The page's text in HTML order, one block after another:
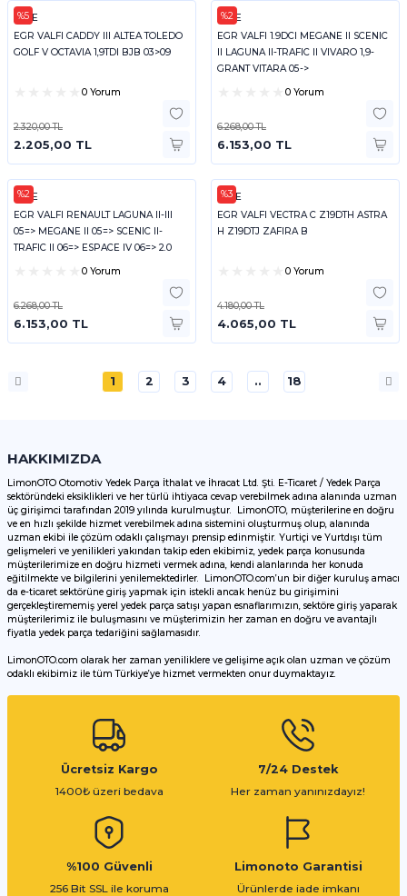
%5
KALE
EGR VALFI CADDY III ALTEA TOLEDO
GOLF V OCTAVIA 1,9TDI BJB 03>09
0 Yorum
2.320,00 TL
2.205,00 TL
%2
KALE
EGR VALFI 1.9DCI MEGANE II SCENIC
II LAGUNA II-TRAFIC II VIVARO 1,9-
GRANT VITARA 05->
0 Yorum
6.268,00 TL
6.153,00 TL
%2
KALE
EGR VALFI RENAULT LAGUNA II-III
05=> MEGANE II 05=> SCENIC II-
TRAFIC II 06=> ESPACE IV 06=> 2.0
0 Yorum
6.268,00 TL
6.153,00 TL
%3
KALE
EGR VALFI VECTRA C Z19DTH ASTRA
H Z19DTJ ZAFIRA B
0 Yorum
4.180,00 TL
4.065,00 TL
1 2 3 4 .. 18
HAKKIMIZDA
LimonOTO Otomotiv Yedek Parça İthalat ve İhracat Ltd. Şti. E-Ticaret / Yedek Parça
sektöründeki eksiklikleri ve her türlü ihtiyaca cevap verebilmek adına alanında uzman
üç girişimci tarafından 2019 yılında kurulmuştur. LimonOTO, müşterilerine en doğru
ve en hızlı şekilde hizmet verebilmek adına sistemini oluşturmuş olup, alanında
uzman ekibi ile çözüm odaklı çalışmayı prensip edinmiştir. Yurtiçi ve Yurtdışı tüm
gelişmeleri ve yenilikleri yakından takip eden ekibimiz, yedek parça konusunda
müşterilerimize en doğru hizmeti vermek adına, kendi alanlarında her konuda
eğitilmekte ve bilgilerini yenilemektedirler. LimonOTO.com’un bir diğer kuruluş amacı
da e-ticaret sektörüne giriş yapmak için istekli ancak henüz bu girişimini
gerçekleştirememiş yerel yedek parça satışı yapan esnaflarımızın, sektöre giriş yaparak
müşterilerimiz ile buluşmasını ve müşterimizin her zaman en doğru ve avantajlı
fiyatla yedek parça tedariğini sağlamasıdır.
LimonOTO.com olarak her zaman yeniliklere ve gelişime açık olan uzman ve çözüm
odaklı ekibimiz ile tüm Türkiye’ye hizmet vermekten onur duymaktayız.
Ücretsiz Kargo
1400₺ üzeri bedava
7/24 Destek
Her zaman yanınızdayız!
%100 Güvenli
256 Bit SSL ile koruma
Limonoto Garantisi
Ürünlerde iade imkanı